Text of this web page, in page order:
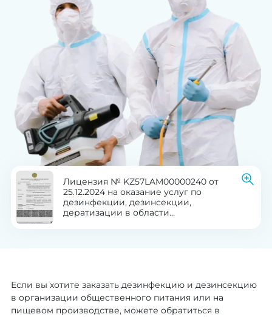
Лицензия № KZ57LAM00000240 от
25.12.2024 на оказание услуг по
дезинфекции, дезинсекции,
дератизации в области
Если вы хотите заказать дезинфекцию и дезинсекцию
в организации общественного питания или на
пищевом производстве, можете обратиться в